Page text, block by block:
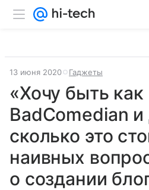
13 июня 2020 Гаджеты
«Хочу быть как
BadComedian
сколько это
наивных
о создании